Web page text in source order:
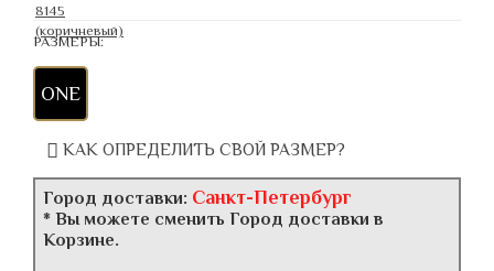
РАЗМЕРЫ:
ONE
КАК ОПРЕДЕЛИТЬ СВОЙ РАЗМЕР?
Город доставки: Санкт-Петербург
* Вы можете сменить Город доставки в
Корзине.